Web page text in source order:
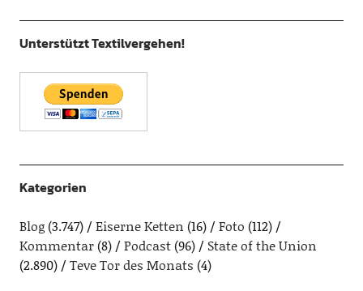
Unterstützt Textilvergehen!
Kategorien
Blog(3.747) Eiserne Ketten (16) Foto (112)
Kommentar(8) Podcast(96)
State of the Union
(2.890)
Teve Tor des Monats (4)